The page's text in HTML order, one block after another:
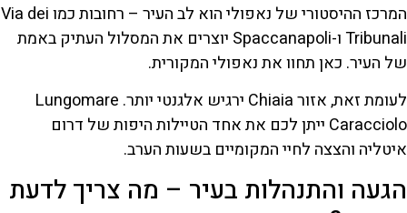
המרכז ההיסטורי של נאפולי הוא לב העיר – רחובות כמו Via dei
Tribunali ו-Spaccanapoli יוצרים את המסלול העתיק באמת
של העיר. כאן תחוו את נאפולי המקורית.
לעומת זאת, אזור Chiaia ירגיש אלגנטי יותר. Lungomare
Caracciolo ייתן לכם את אחד הטיילות היפות של דרום
איטליה והצצה לחיי המקומיים בשעות הערב.
הגעה והתנהלות בעיר – מה צריך לדעת